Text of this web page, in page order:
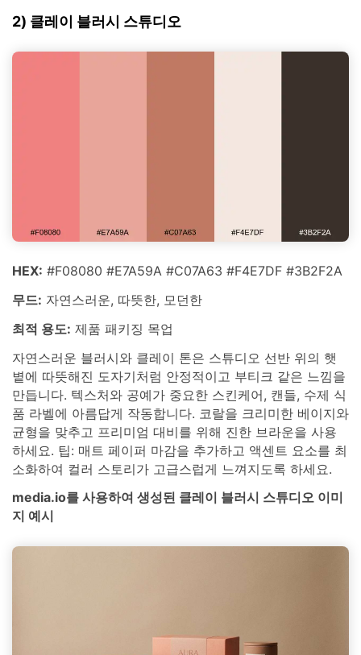
2) 클레이 블러시 스튜디오
HEX: #F08080 #E7A59A #C07A63 #F4E7DF #3B2F2A
무드: 자연스러운, 따뜻한, 모던한
최적 용도: 제품 패키징 목업
자연스러운 블러시와 클레이 톤은 스튜디오 선반 위의 햇
볕에 따뜻해진 도자기처럼 안정적이고 부티크 같은 느낌을
만듭니다. 텍스처와 공예가 중요한 스킨케어, 캔들, 수제 식
품 라벨에 아름답게 작동합니다. 코랄을 크리미한 베이지와
균형을 맞추고 프리미엄 대비를 위해 진한 브라운을 사용
하세요. 팁: 매트 페이퍼 마감을 추가하고 액센트 요소를 최
소화하여 컬러 스토리가 고급스럽게 느껴지도록 하세요.
media.io를 사용하여 생성된 클레이 블러시 스튜디오 이미
지 예시